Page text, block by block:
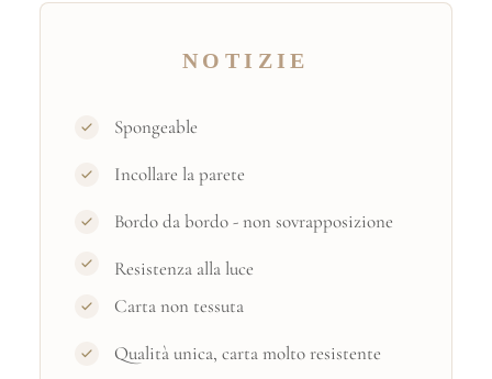
NOTIZIE
Spongeable
Incollare la parete
Bordo da bordo - non sovrapposizione
Resistenza alla luce
Carta non tessuta
Qualità unica, carta molto resistente